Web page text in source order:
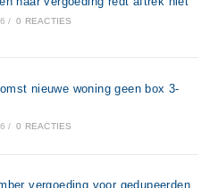
/ 0 REACTIES
nieuwe woning geen box 3-
/ 0 REACTIES
vergoeding voor gedupeerden